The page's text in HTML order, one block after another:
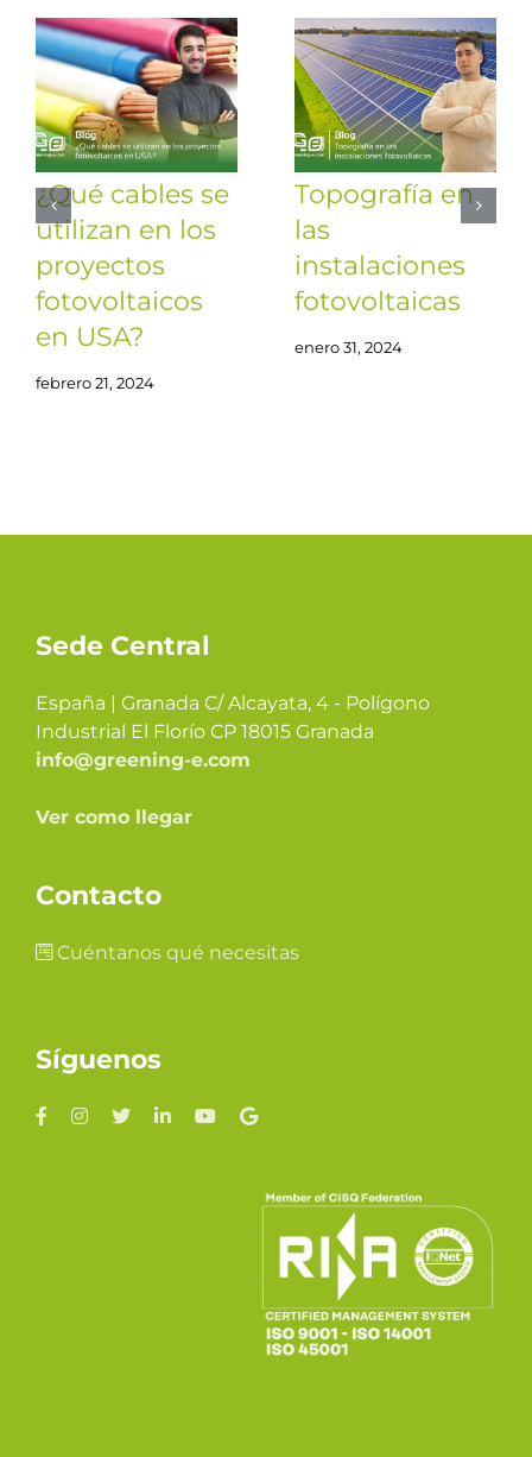
¿Qué cables se
utilizan en los
proyectos
fotovoltaicos
en USA?
febrero 21, 2024
Topografía en
las
instalaciones
fotovoltaicas
enero 31, 2024
Sede Central
España | Granada C/ Alcayata, 4 - Polígono
Industrial El Florío CP 18015 Granada
info@greening-e.com
Ver como llegar
Contacto
Cuéntanos qué necesitas
Síguenos